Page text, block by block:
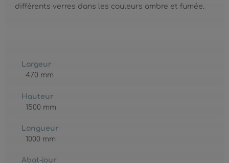
différents verres dans les couleurs ambre et fumée.
Largeur
470 mm
Hauteur
1500 mm
Longueur
1000 mm
Abat-jour